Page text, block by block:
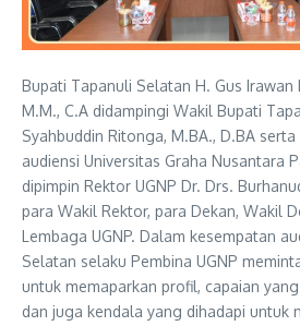
Bupati Tapanuli Selatan H. Gus Irawan
M.M., C.A didampingi Wakil Bupati
Syahbuddin Ritonga, M.BA., D.BA
audiensi Universitas Graha Nusantara
dipimpin Rektor UGNP Dr. Drs.
para Wakil Rektor, para Dekan, Wakil
Lembaga UGNP. Dalam kesempatan
Selatan selaku Pembina UGNP
untuk memaparkan profil, capaian
dan juga kendala yang dihadapi untuk